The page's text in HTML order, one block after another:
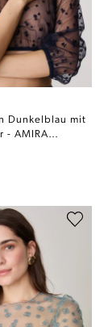
Dunkelblau mit
- AMIRA